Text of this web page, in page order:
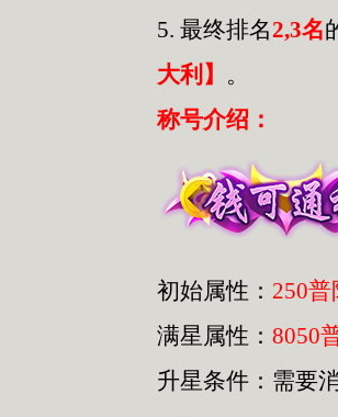
5. 最终排名2,3名
大利】 。
称号介绍：
初始属性： 250
满星属性： 8050
升星条件：需要